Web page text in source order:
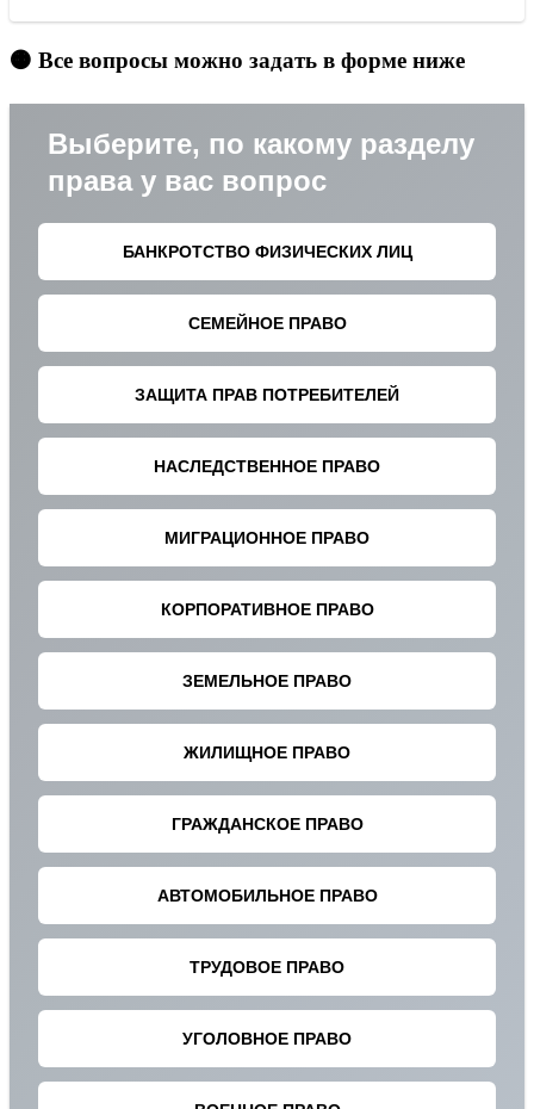
🟠 Все вопросы можно задать в форме ниже